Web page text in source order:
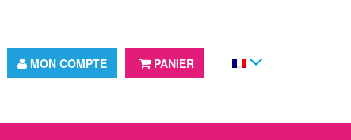
MON COMPTE PANIER